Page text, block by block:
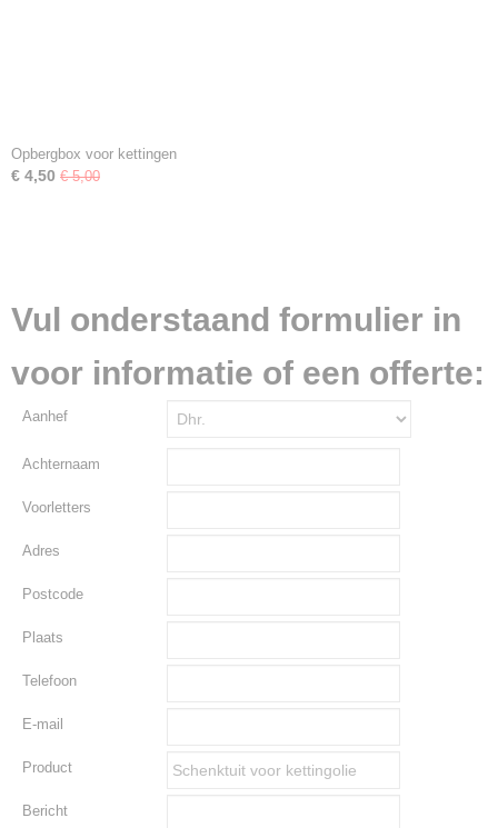
Opbergbox voor kettingen
€ 4,50 € 5,00
Vul onderstaand formulier in
voor informatie of een offerte:
Aanhef
Achternaam
Voorletters
Adres
Postcode
Plaats
Telefoon
E-mail
Product
Bericht